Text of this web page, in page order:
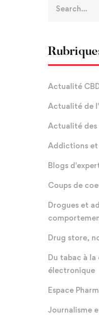
Actualité
Actualité de
Actualité
Addictions
Blogs
Coups de
Drogues et
Drug store,
Du tabac à
électronique
Espace
Journalisme